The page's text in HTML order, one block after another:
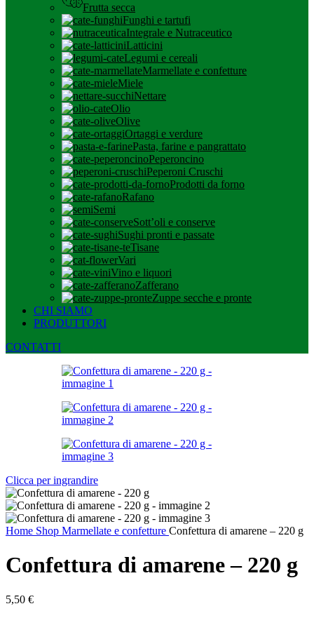
Frutta secca
Funghi e tartufi
Integrale e Nutraceutico
Latticini
Legumi e cereali
Marmellate e confetture
Miele
Nettare
Olio
Olive
Ortaggi e verdure
Pasta, farine e pangrattato
Peperoncino
Peperoni Cruschi
Prodotti da forno
Rafano
Semi
Sott’oli e conserve
Sughi pronti e passate
Tisane
Vari
Vino e liquori
Zafferano
Zuppe secche e pronte
CHI SIAMO
PRODUTTORI
CONTATTI
Clicca per ingrandire
Home Shop Marmellate e confetture Confettura di amarene – 220 g
Confettura di amarene – 220 g
5,50 €